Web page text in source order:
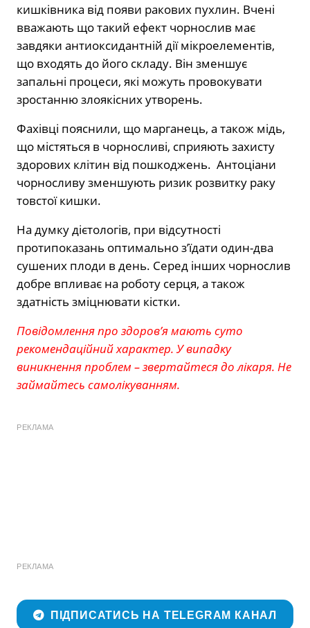
кишківника від появи ракових пухлин. Вчені
вважають що такий ефект чорнослив має
завдяки антиоксидантній дії мікроелементів,
що входять до його складу. Він зменшує
запальні процеси, які можуть провокувати
зростанню злоякісних утворень.
Фахівці пояснили, що марганець, а також мідь,
що містяться в чорносливі, сприяють захисту
здорових клітин від пошкоджень. Антоціани
чорносливу зменшують ризик розвитку раку
товстої кишки.
На думку дієтологів, при відсутності
протипоказань оптимально з’їдати один-два
сушених плоди в день. Серед інших чорнослив
добре впливає на роботу серця, а також
здатність зміцнювати кістки.
Повідомлення про здоров’я мають суто
рекомендаційний характер. У випадку
виникнення проблем – звертайтеся до лікаря. Не
займайтесь самолікуванням.
РЕКЛАМА
РЕКЛАМА
ПІДПИСАТИСЬ НА TELEGRAM КАНАЛ